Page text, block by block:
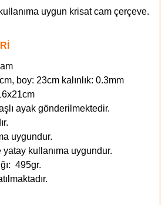
uygun krisat cam çerçeve.
boy: 23cm kalınlık: 0.3mm
ayak gönderilmektedir.
uygundur.
kullanıma uygundur.
495gr.